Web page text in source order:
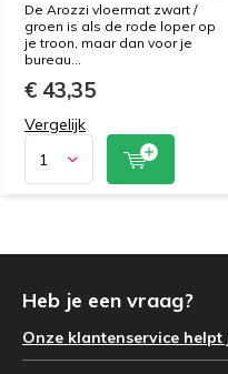
De Arozzi vloermat zwart /
groen is als de rode loper op
je troon, maar dan voor je
bureau...
€ 43,35
Vergelijk
Heb je een vraag?
Onze klantenservice helpt